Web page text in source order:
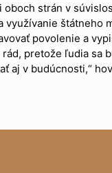
strán v
štátneho
povolenie a
pretože ľudia sa
aj v budúcnosti,“